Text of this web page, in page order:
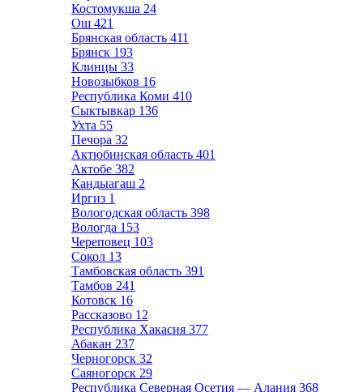
Костомукша 24
Ош 421
Брянская область 411
Брянск 193
Клинцы 33
Новозыбков 16
Республика Коми 410
Сыктывкар 136
Ухта 55
Печора 32
Актюбинская область 401
Актобе 382
Кандыагаш 2
Иргиз 1
Вологодская область 398
Вологда 153
Череповец 103
Сокол 13
Тамбовская область 391
Тамбов 241
Котовск 16
Рассказово 12
Республика Хакасия 377
Абакан 237
Черногорск 32
Саяногорск 29
Республика Северная Осетия — Алания 368